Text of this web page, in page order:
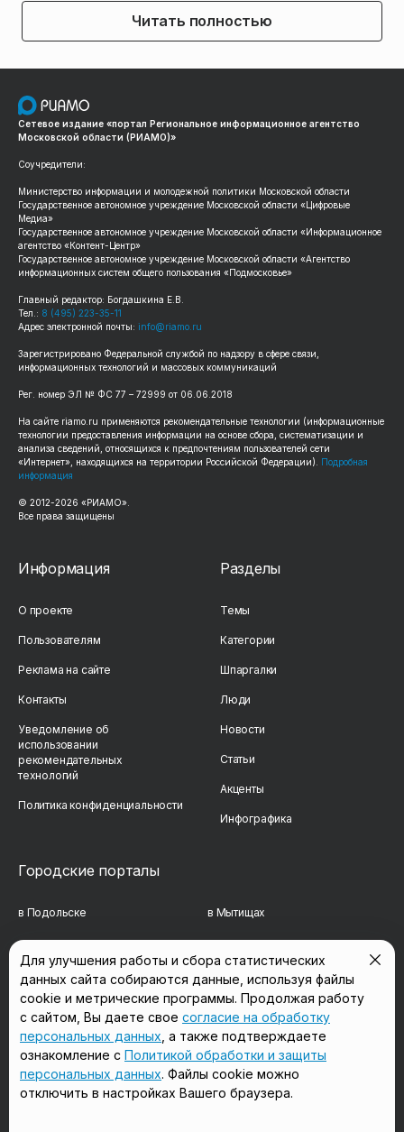
Читать полностью
Сетевое издание «портал Региональное информационное агентство
Московской области (РИАМО)»
Соучредители:
Министерство информации и молодежной политики Московской области
Государственное автономное учреждение Московской области «Цифровые
Медиа»
Государственное автономное учреждение Московской области «Информационное
агентство «Контент-Центр»
Государственное автономное учреждение Московской области «Агентство
информационных систем общего пользования «Подмосковье»
Главный редактор: Богдашкина Е.В.
Тел.: 8 (495) 223-35-11
Адрес электронной почты: info@riamo.ru
Зарегистрировано Федеральной службой по надзору в сфере связи,
информационных технологий и массовых коммуникаций
Рег. номер ЭЛ № ФС 77 – 72999 от 06.06.2018
На сайте riamo.ru применяются рекомендательные технологии (информационные
технологии предоставления информации на основе сбора, систематизации и
анализа сведений, относящихся к предпочтениям пользователей сети
«Интернет», находящихся на территории Российской Федерации).
Подробная
информация
© 2012-2026 «РИАМО».
Все права защищены
Информация
О проекте
Пользователям
Реклама на сайте
Контакты
Уведомление об
использовании
рекомендательных
технологий
Политика конфиденциальности
Разделы
Темы
Категории
Шпаргалки
Люди
Новости
Статьи
Акценты
Инфографика
Городские порталы
в Подольске в Мытищах
в Сергиевом Посаде в Люберцах
в Красногорске в Королёве
в Домодедово в Щёлково
Мы в соцсетях
Для улучшения работы и сбора статистических
данных сайта собираются данные, используя файлы
cookie и метрические программы. Продолжая работу
с сайтом, Вы даете свое согласие на обработку
персональных данных , а также подтверждаете
ознакомление с Политикой обработки и защиты
персональных данных. Файлы cookie можно
отключить в настройках Вашего браузера.